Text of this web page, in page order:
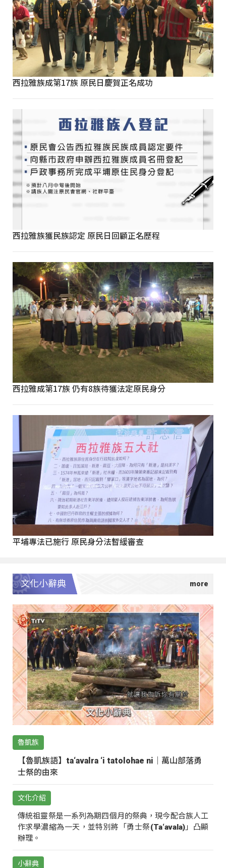
西拉雅族成第17族 原民日慶賀正名成功
西拉雅族獲民族認定 原民日回顧正名歷程
西拉雅成第17族 仍有8族待獲法定原民身分
平埔專法已施行 原民身分法暫緩審查
文化小辭典
魯凱族
【魯凱族語】ta‘avalra ‘i tatolohae ni｜萬山部落勇
士祭的由來
文化介紹
傳統祖靈祭是一系列為期四個月的祭典，現今配合族人工
作求學濃縮為一天，並特別將「勇士祭(Ta‘avala)」凸顯
辦理。
小辭典